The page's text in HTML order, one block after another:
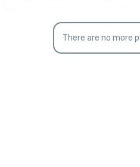
There are no more